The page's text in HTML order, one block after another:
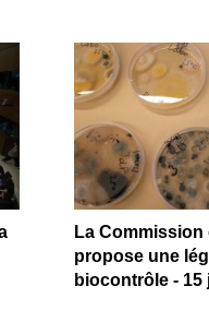
La
propose une
biocontrôle - 15